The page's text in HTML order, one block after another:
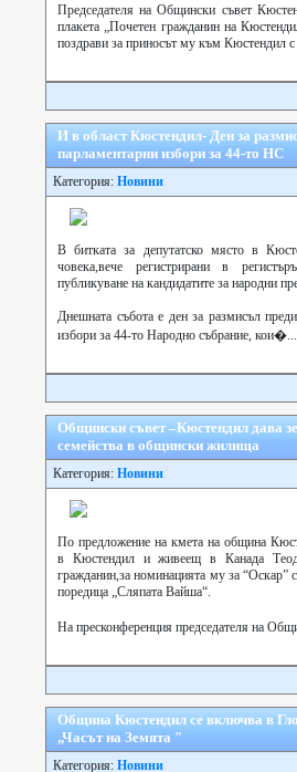
Председателя на Общински съвет
плакета „Почетен гражданин на
поздрави за приносът му към Кюстендил
И в област Кюстендил- Ден за
парламентарни избори за 44-то НС
Категория: Новини
В битката за депутатско място в
човека,вече регистрирани в
публикуване на кандидатите за народни
Днешната събота е ден за размисъл
избори за 44-то Народно събрание, кои�...
Общински съвет –Кюстендил дава
семейства в общински жилища
Категория: Новини
По предложение на кмета на община
в Кюстендил и живеещ в Канада
гражданин,за номинацията му за “Оскар”
поредица „Сляпата Вайша“.
На пресконференция председателя на
Община Кюстендил се включва в
„Часът на Земята "
Категория: Новини